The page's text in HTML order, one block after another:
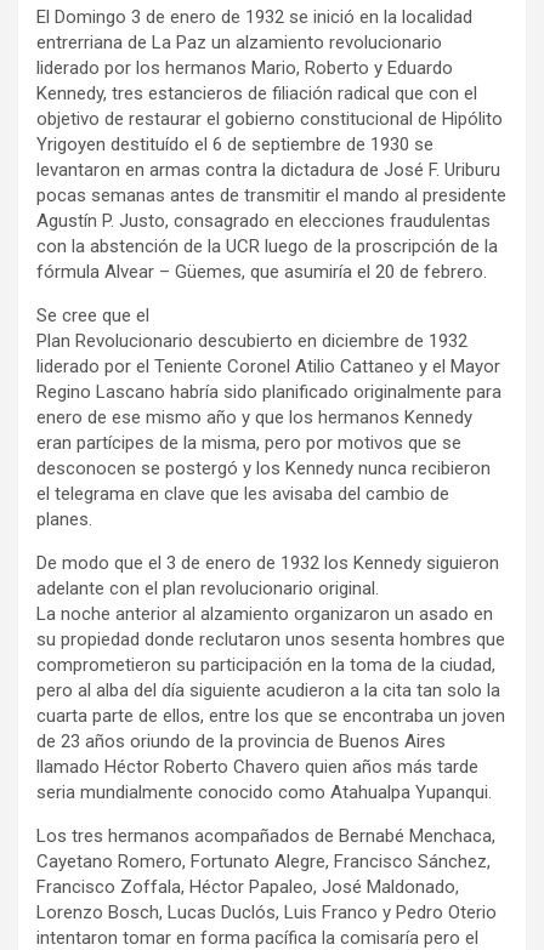
El Domingo 3 de enero de 1932 se inició en la localidad
entrerriana de La Paz un alzamiento revolucionario
liderado por los hermanos Mario, Roberto y Eduardo
Kennedy, tres estancieros de filiación radical que con el
objetivo de restaurar el gobierno constitucional de Hipólito
Yrigoyen destituído el 6 de septiembre de 1930 se
levantaron en armas contra la dictadura de José F. Uriburu
pocas semanas antes de transmitir el mando al presidente
Agustín P. Justo, consagrado en elecciones fraudulentas
con la abstención de la UCR luego de la proscripción de la
fórmula Alvear – Güemes, que asumiría el 20 de febrero.
Se cree que el
Plan Revolucionario descubierto en diciembre de 1932
liderado por el Teniente Coronel Atilio Cattaneo y el Mayor
Regino Lascano habría sido planificado originalmente para
enero de ese mismo año y que los hermanos Kennedy
eran partícipes de la misma, pero por motivos que se
desconocen se postergó y los Kennedy nunca recibieron
el telegrama en clave que les avisaba del cambio de
planes.
De modo que el 3 de enero de 1932 los Kennedy siguieron
adelante con el plan revolucionario original.
La noche anterior al alzamiento organizaron un asado en
su propiedad donde reclutaron unos sesenta hombres que
comprometieron su participación en la toma de la ciudad,
pero al alba del día siguiente acudieron a la cita tan solo la
cuarta parte de ellos, entre los que se encontraba un joven
de 23 años oriundo de la provincia de Buenos Aires
llamado Héctor Roberto Chavero quien años más tarde
seria mundialmente conocido como Atahualpa Yupanqui.
Los tres hermanos acompañados de Bernabé Menchaca,
Cayetano Romero, Fortunato Alegre, Francisco Sánchez,
Francisco Zoffala, Héctor Papaleo, José Maldonado,
Lorenzo Bosch, Lucas Duclós, Luis Franco y Pedro Oterio
intentaron tomar en forma pacífica la comisaría pero el